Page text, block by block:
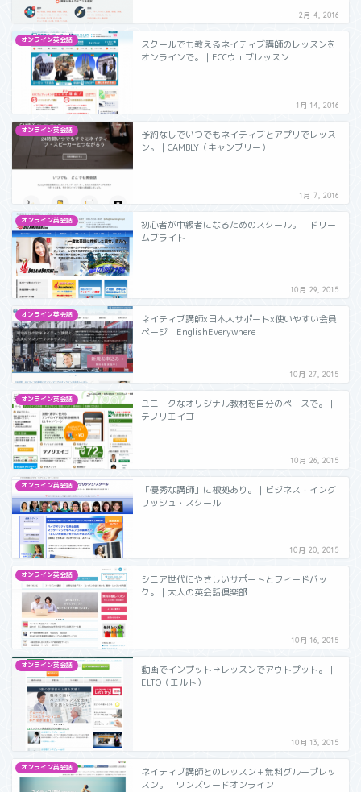
2月 4, 2016
オンライン英会話
スクールでも教えるネイティブ講師のレッスンを
オンラインで。｜ECCウェブレッスン
1月 14, 2016
オンライン英会話
予約なしでいつでもネイティブとアプリでレッス
ン。｜CAMBLY（キャンブリー）
1月 7, 2016
オンライン英会話
初心者が中級者になるためのスクール。｜ドリー
ムブライト
10月 29, 2015
オンライン英会話
ネイティブ講師x日本人サポートx使いやすい会員
ページ｜EnglishEverywhere
10月 27, 2015
オンライン英会話
ユニークなオリジナル教材を自分のペースで。｜
テノリエイゴ
10月 26, 2015
オンライン英会話
「優秀な講師」に根拠あり。｜ビジネス・イング
リッシュ・スクール
10月 20, 2015
オンライン英会話
シニア世代にやさしいサポートとフィードバッ
ク。｜大人の英会話倶楽部
10月 16, 2015
オンライン英会話
動画でインプット→レッスンでアウトプット。｜
ELTO（エルト）
10月 13, 2015
オンライン英会話
ネイティブ講師とのレッスン＋無料グループレッ
スン。｜ワンズワードオンライン